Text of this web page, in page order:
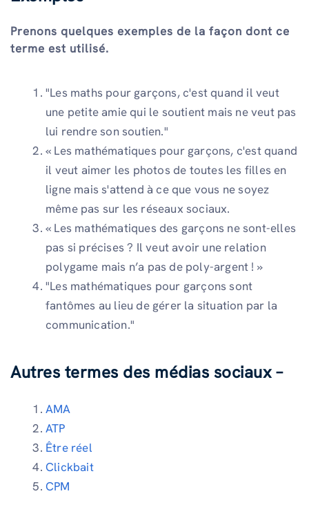
Prenons quelques exemples de la façon dont ce
terme est utilisé.
"Les maths pour garçons, c'est quand il veut
une petite amie qui le soutient mais ne veut pas
lui rendre son soutien."
« Les mathématiques pour garçons, c'est quand
il veut aimer les photos de toutes les filles en
ligne mais s'attend à ce que vous ne soyez
même pas sur les réseaux sociaux.
« Les mathématiques des garçons ne sont-elles
pas si précises ? Il veut avoir une relation
polygame mais n’a pas de poly-argent ! »
"Les mathématiques pour garçons sont
fantômes au lieu de gérer la situation par la
communication."
Autres termes des médias sociaux –
AMA
ATP
Être réel
Clickbait
CPM